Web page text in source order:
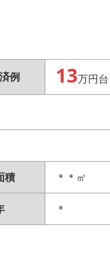
例 13万円台
積 ＊＊㎡
＊